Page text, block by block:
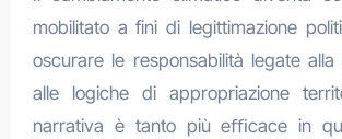
mobilitato a fini di legittimazione
oscurare le responsabilità legate
alle logiche di appropriazione
narrativa è tanto più eﬃcace in